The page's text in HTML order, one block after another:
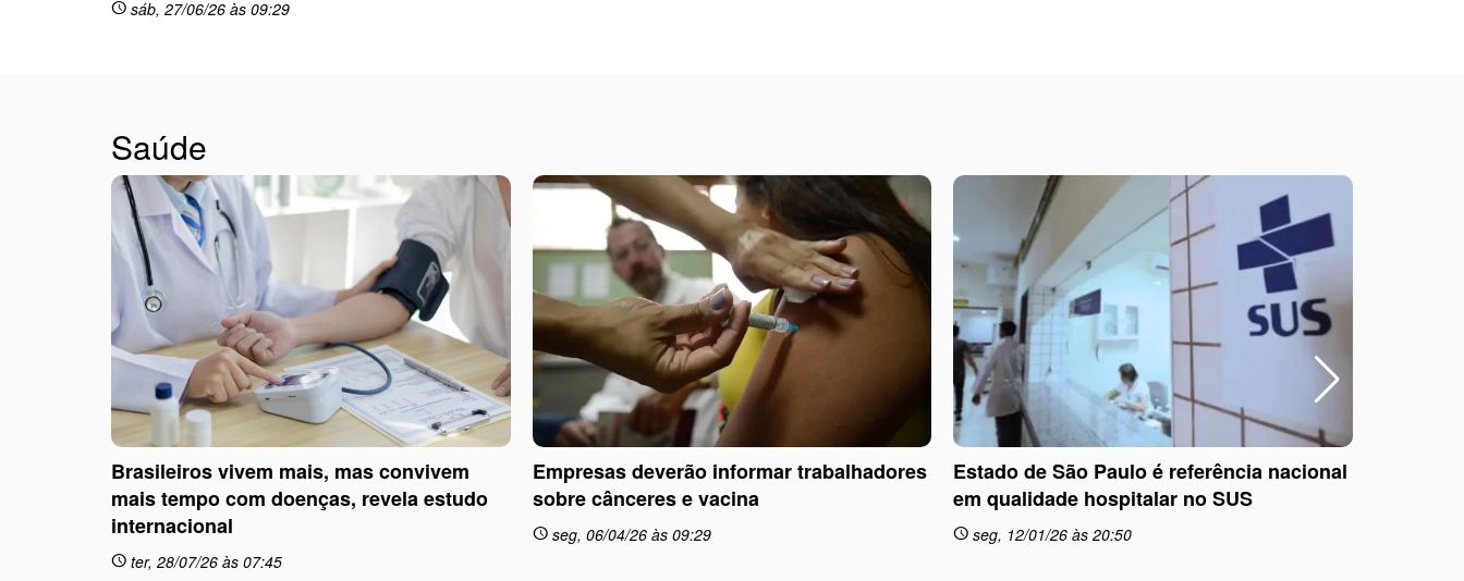
schedule sáb, 27/06/26 às 09:29
Saúde
Brasileiros vivem mais, mas convivem
mais tempo com doenças, revela estudo
internacional
schedule ter, 28/07/26 às 07:45
Empresas deverão informar trabalhadores
sobre cânceres e vacina
scheduleseg, 06/04/26 às 09:29
Estado de São Paulo é referência nacional
em qualidade hospitalar no SUS
schedule seg, 12/01/26 às 20:50